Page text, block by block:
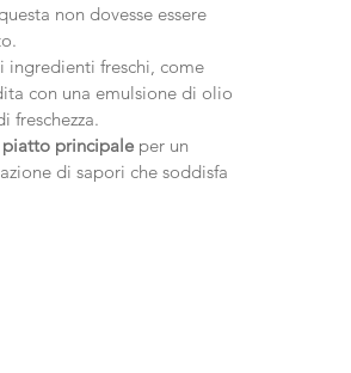
non dovesse essere
ingredienti freschi, come
con una emulsione di olio
freschezza.
piatto principale per un
di sapori che soddisfa